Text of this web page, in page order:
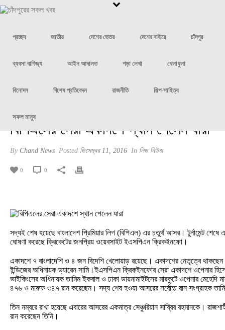
প্রচ্ছদ জাতীয় দেশের ভেতর দেশের বাইরে চাঁদপুর
ব্যবসা বাণিজ্য আইন আদালত পড়া লেখা খেলাধুলা
বিনোদন বিশেষ প্রতিবেদন রাজনীতি শিল্প-সাহিত্য
সফল মানুষ
বিপিএলের সেরা একাদশে স্থান পেলেন যারা
By Chand News Posted ডিসেম্বর 11, 2016 In লিড নিউজ
0 0
সদ্যই শেষ হয়েছে বাংলাদেশ প্রিমিয়ার লিগ (বিপিএল) এর চতুর্থ আসর। টুর্নামেন্ট শেষে
ঘোষণা করেছে ক্রিকেটের জনপ্রিয় ওয়েবসাইট ইএসপিএন ক্রিকইনফো।
একাদশে ৭ বাংলাদেশি ও ৪ জন বিদেশি খেলোয়াড় রয়েছে। একাদশের নেতৃত্বে থাকছেন
ইন্ডিজের অধিনায়ক ড্যারেন সামি।ইএসপিএন ক্রিকইনফোর সেরা একাদশে ওপেনার
ভাইকিংসের অধিনায়ক তামিম ইকবাল ও ঢাকা ডায়নামাইটসের মারকুটে ওপেনার
৪৭৬ ও মারুফ ৩৪৭ রান করেছেন। সদ্য শেষ হওয়া আসরের সর্বোচ্চ রান সংগ্রাহক
তিন নম্বরে রাখা হয়েছে এবারের আসরের একমাত্র সেঞ্চুরিয়ান সাব্বির রহমানকে।
রান করেছেন তিনি।